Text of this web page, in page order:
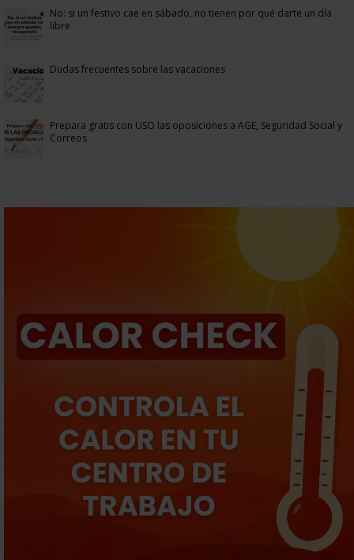
No: si un festivo cae en sábado, no tienen por qué darte un día
libre
Dudas frecuentes sobre las vacaciones
Prepara gratis con USO las oposiciones a AGE, Seguridad Social y
Correos